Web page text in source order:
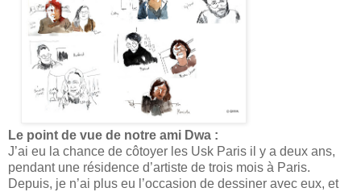
Le point de vue de notre ami Dwa :
J’ai eu la chance de côtoyer les Usk Paris il y a deux ans,
pendant une résidence d’artiste de trois mois à Paris.
Depuis, je n’ai plus eu l’occasion de dessiner avec eux, et